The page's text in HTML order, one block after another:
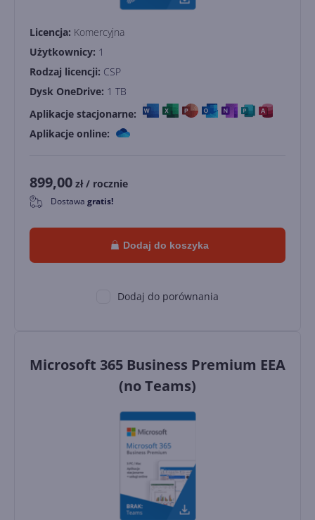
Licencja: Komercyjna
Użytkownicy: 1
Rodzaj licencji: CSP
Dysk OneDrive: 1 TB
Aplikacje stacjonarne:
Aplikacje online:
899,00 zł / rocznie
0 Dostawa gratis!
Dodaj do koszyka
Dodaj do porównania
Microsoft 365 Business Premium EEA
(no Teams)